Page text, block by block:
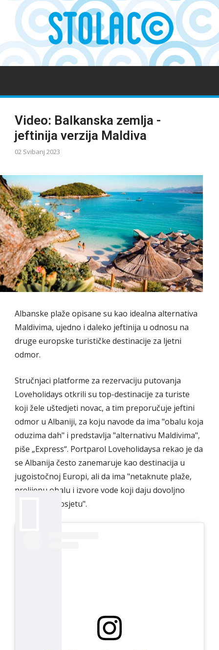
Video: Balkanska zemlja -
jeftinija verzija Maldiva
02 Svibanj 2023
Albanske plaže opisane su kao idealna alternativa
Maldivima, ujedno i daleko jeftinija u odnosu na
druge europske turističke destinacije za ljetni
odmor.
Stručnjaci platforme za rezervaciju putovanja
Loveholidays otkrili su top-destinacije za turiste
koji žele uštedjeti novac, a tim preporučuje jeftini
odmor u Albaniji, za koju navode da ima "obalu koja
oduzima dah" i predstavlja "alternativu Maldivima",
piše „Express“. Portparol Loveholidaysa rekao je da
se Albanija često zanemaruje kao destinacija u
jugoistočnoj Europi, ali da ima "netaknute plaže,
prelijepu obalu i izvore vode koji daju dovoljno
razloga za posjetu".